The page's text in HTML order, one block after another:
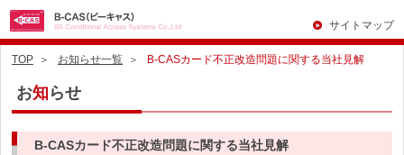
サイトマップ
TOP お知らせ一覧 B-CASカード不正改造問題に関する当社見解
お知 らせ
B-CASカード不正改造問題に関する当社見解